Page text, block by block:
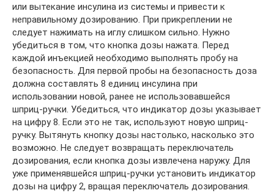
или вытекание инсулина из системы и привести к
неправильному дозированию. При прикреплении не
следует нажимать на иглу слишком сильно. Нужно
убедиться в том, что кнопка дозы нажата. Перед
каждой инъекцией необходимо выполнять пробу на
безопасность. Для первой пробы на безопасность доза
должна составлять 8 единиц инсулина при
использовании новой, ранее не использовавшейся
шприц-ручки. Убедиться, что индикатор дозы указывает
на цифру 8. Если это не так, используют новую шприц-
ручку. Вытянуть кнопку дозы настолько, насколько это
возможно. Не следует возвращать переключатель
дозирования, если кнопка дозы извлечена наружу. Для
уже применявшейся шприц-ручки установить индикатор
дозы на цифру 2, вращая переключатель дозирования.